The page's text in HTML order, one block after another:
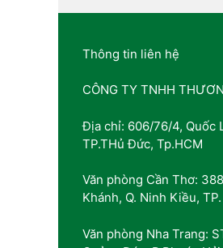
Thông tin liên hệ
CÔNG TY TNHH
Địa chỉ: 606/76/4, Quốc
TP.THủ Đức, Tp.HCM
Văn phòng Cần Thơ:
Khánh, Q. Ninh Kiều,
Văn phòng Nha Trang: